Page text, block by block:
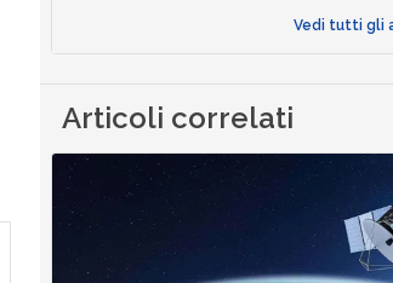
Vedi tutti gli
Articoli correlati